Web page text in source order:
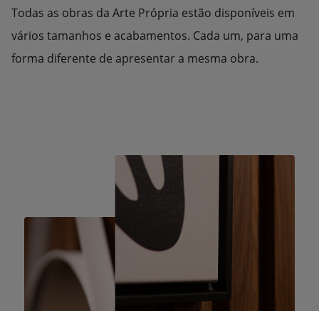
Todas as obras da Arte Própria estão disponíveis em
vários tamanhos e acabamentos. Cada um, para uma
forma diferente de apresentar a mesma obra.